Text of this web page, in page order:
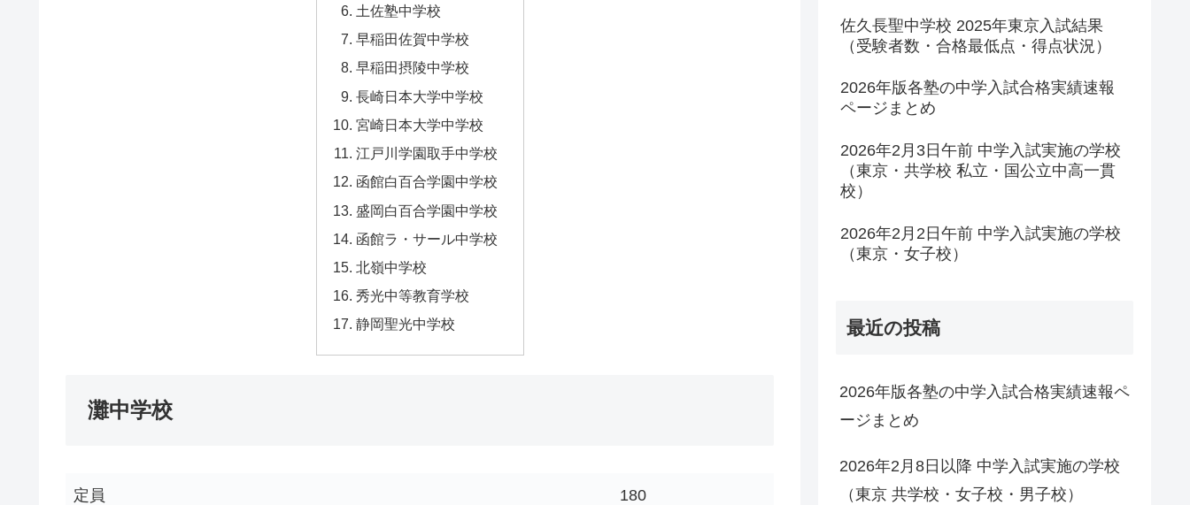
土佐塾中学校
早稲田佐賀中学校
早稲田摂陵中学校
長崎日本大学中学校
宮崎日本大学中学校
江戸川学園取手中学校
函館白百合学園中学校
盛岡白百合学園中学校
函館ラ・サール中学校
北嶺中学校
秀光中等教育学校
静岡聖光中学校
灘中学校
定員 180
佐久長聖中学校 2025年東京入試結果
（受験者数・合格最低点・得点状況）
2026年版各塾の中学入試合格実績速報
ページまとめ
2026年2月3日午前 中学入試実施の学校
（東京・共学校 私立・国公立中高一貫
校）
2026年2月2日午前 中学入試実施の学校
（東京・女子校）
最近の投稿
2026年版各塾の中学入試合格実績速報ペ
ージまとめ
2026年2月8日以降 中学入試実施の学校
（東京 共学校・女子校・男子校）